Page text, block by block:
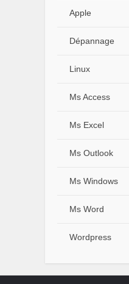
Apple
Dépannage
Linux
Ms Access
Ms Excel
Ms Outlook
Ms Windows
Ms Word
Wordpress